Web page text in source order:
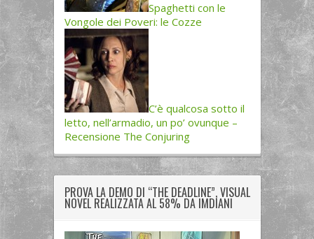
Spaghetti con le
Vongole dei Poveri: le Cozze
C’è qualcosa sotto il
letto, nell’armadio, un po’ ovunque –
Recensione The Conjuring
PROVA LA DEMO DI “THE DEADLINE”, VISUAL
NOVEL REALIZZATA AL 58% DA IMDIANI